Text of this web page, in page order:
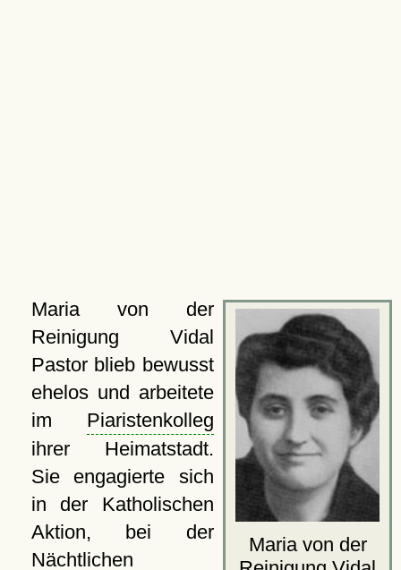
Maria von der
Maria von der
Reinigung Vidal
Pastor blieb bewusst
ehelos und arbeitete
im Piaristenkolleg
ihrer Heimatstadt.
Sie engagierte sich
in der Katholischen
Aktion, bei der
Nächtlichen